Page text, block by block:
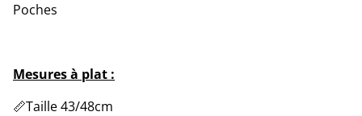
Poches
Mesures à plat :
📏Taille 43/48cm